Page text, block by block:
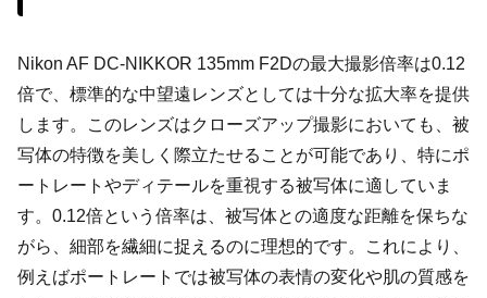
Nikon AF DC-NIKKOR 135mm F2Dの最大撮影倍率は0.12
倍で、標準的な中望遠レンズとしては十分な拡大率を提供
します。このレンズはクローズアップ撮影においても、被
写体の特徴を美しく際立たせることが可能であり、特にポ
ートレートやディテールを重視する被写体に適していま
す。0.12倍という倍率は、被写体との適度な距離を保ちな
がら、細部を繊細に捉えるのに理想的です。これにより、
例えばポートレートでは被写体の表情の変化や肌の質感を